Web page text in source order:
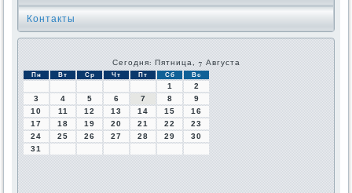
Контакты
Сегодня: Пятница, 7 Августа
Пн Вт Ср Чт Пт Сб Вс
1
2
3
4 5 6 7 8
9
10
11 12 13 14 15
16
17
18 19 20 21 22
23
24
25 26 27 28 29
30
31